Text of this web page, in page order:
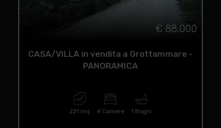
€ 88.000
CASA/VILLA in vendita a Grottammare -
PANORAMICA
221 mq 4 Camere 1 Bagni